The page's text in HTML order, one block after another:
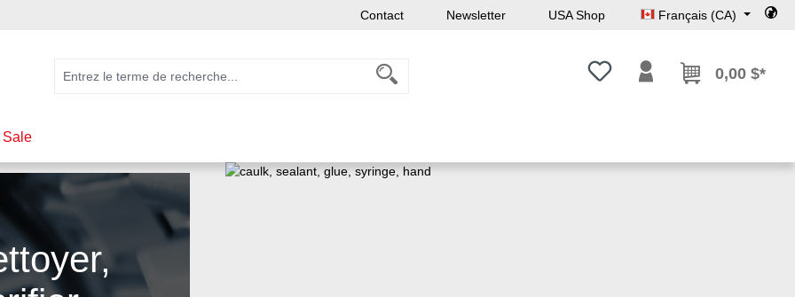
Contact Newsletter USA Shop Français (CA)
Vous avez 0 articles dans votre
0,00 $*
Sale